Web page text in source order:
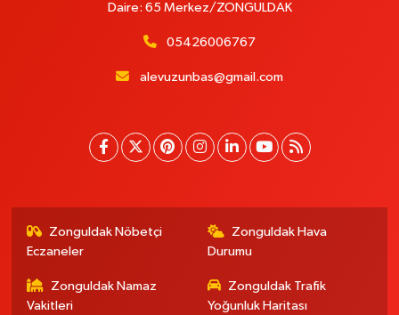
Daire: 65 Merkez/ZONGULDAK
05426006767
alevuzunbas@gmail.com
Zonguldak Nöbetçi
Eczaneler
Zonguldak Hava
Durumu
Zonguldak Namaz
Vakitleri
Zonguldak Trafik
Yoğunluk Haritası